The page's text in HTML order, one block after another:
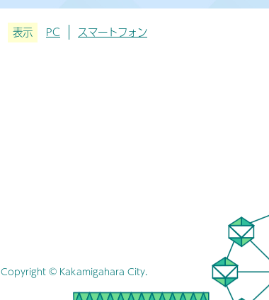
表示 PC スマートフォン
Copyright © Kakamigahara City.